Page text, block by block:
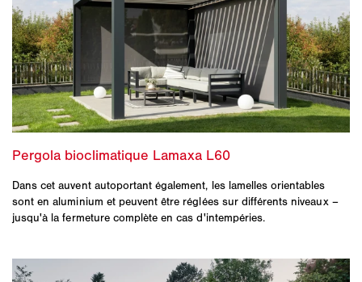
Dans cet auvent autoportant également, les lamelles orientables
sont en aluminium et peuvent être réglées sur différents niveaux –
jusqu'à la fermeture complète en cas d'intempéries.